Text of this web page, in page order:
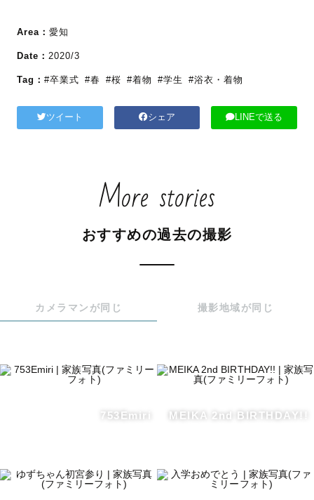
Area： 愛知
Date： 2020/3
Tag： #卒業式 #春 #桜 #着物 #学生 #浴衣・着物
ツイート シェア LINEで送る
More stories
おすすめの過去の撮影
カメラマンが同じ 撮影地域が同じ
753Emiri MEIKA 2nd BIRTHDAY!!